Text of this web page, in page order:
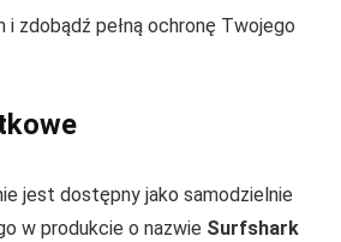
i zdobądź pełną ochronę Twojego
jest dostępny jako samodzielnie
w produkcie o nazwie Surfshark